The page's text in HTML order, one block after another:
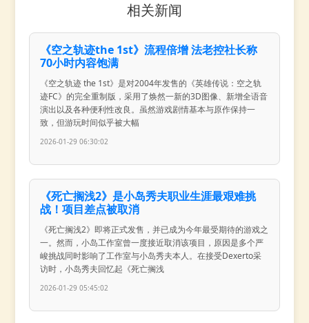
相关新闻
《空之轨迹the 1st》流程倍增 法老控社长称
70小时内容饱满
《空之轨迹 the 1st》是对2004年发售的《英雄传说：空之轨
迹FC》的完全重制版，采用了焕然一新的3D图像、新增全语音
演出以及各种便利性改良。虽然游戏剧情基本与原作保持一
致，但游玩时间似乎被大幅
2026-01-29 06:30:02
《死亡搁浅2》是小岛秀夫职业生涯最艰难挑
战！项目差点被取消
《死亡搁浅2》即将正式发售，并已成为今年最受期待的游戏之
一。然而，小岛工作室曾一度接近取消该项目，原因是多个严
峻挑战同时影响了工作室与小岛秀夫本人。在接受Dexerto采
访时，小岛秀夫回忆起《死亡搁浅
2026-01-29 05:45:02